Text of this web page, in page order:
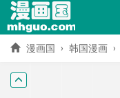
漫画国 韩国漫画